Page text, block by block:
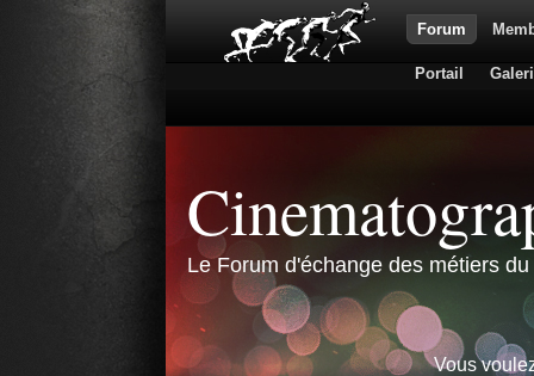
Forum
Portail
Le Forum d'échange des métiers
Vous